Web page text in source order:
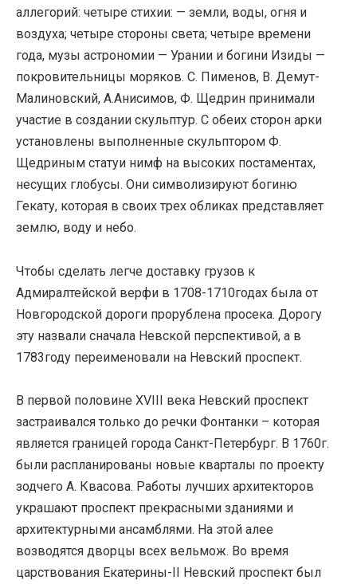
аллегорий: четыре стихии: — земли, воды, огня и
воздуха; четыре стороны света; четыре времени
года, музы астрономии — Урании и богини Изиды —
покровительницы моряков. С. Пименов, В. Демут-
Малиновский, А.Анисимов, Ф. Щедрин принимали
участие в создании скульптур. С обеих сторон арки
установлены выполненные скульптором Ф.
Щедриным статуи нимф на высоких постаментах,
несущих глобусы. Они символизируют богиню
Гекату, которая в своих трех обликах представляет
землю, воду и небо.
Чтобы сделать легче доставку грузов к
Адмиралтейской верфи в 1708-1710годах была от
Новгородской дороги прорублена просека. Дорогу
эту назвали сначала Невской перспективой, а в
1783году переименовали на Невский проспект.
В первой половине XVIII века Невский проспект
застраивался только до речки Фонтанки – которая
является границей города Санкт-Петербург. В 1760г.
были распланированы новые кварталы по проекту
зодчего А. Квасова. Работы лучших архитекторов
украшают проспект прекрасными зданиями и
архитектурными ансамблями. На этой алее
возводятся дворцы всех вельмож. Во время
царствования Екатерины-II Невский проспект был